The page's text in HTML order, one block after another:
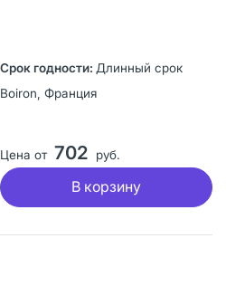
Длинный срок
Boiron, Франция
Цена от 702 руб.
В корзину